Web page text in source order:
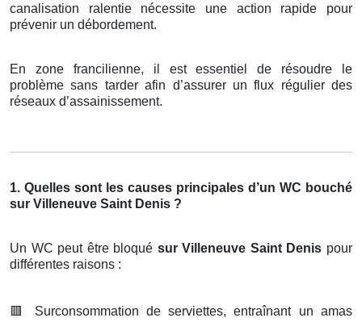
canalisation ralentie nécessite une action rapide pour
prévenir un débordement.
En zone francilienne, il est essentiel de résoudre le
problème sans tarder afin d’assurer un flux régulier des
réseaux d’assainissement.
1. Quelles sont les causes principales d’un WC bouché
sur Villeneuve Saint Denis ?
Un WC peut être bloqué sur Villeneuve Saint Denis pour
différentes raisons :
🟥
Surconsommation de serviettes, entraînant un amas